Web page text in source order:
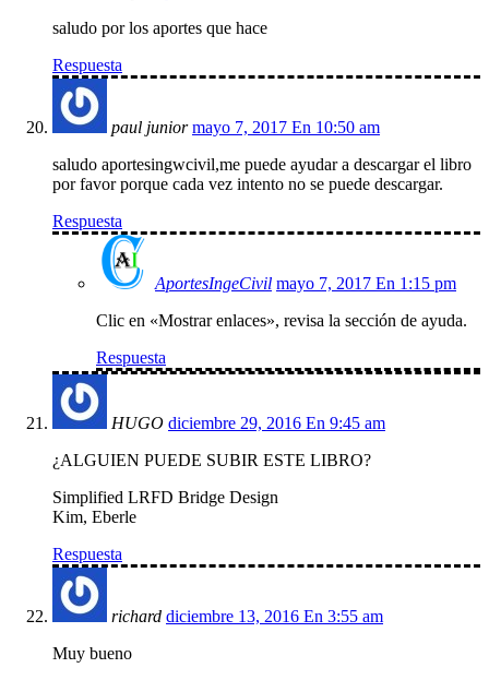
saludo por los aportes que hace
Respuesta
paul junior mayo 7, 2017 En 10:50 am
saludo aportesingwcivil,me puede ayudar a descargar el libro
por favor porque cada vez intento no se puede descargar.
Respuesta
AportesIngeCivil mayo 7, 2017 En 1:15 pm
Clic en «Mostrar enlaces», revisa la sección de ayuda.
Respuesta
HUGO diciembre 29, 2016 En 9:45 am
¿ALGUIEN PUEDE SUBIR ESTE LIBRO?
Simplified LRFD Bridge Design
Kim, Eberle
Respuesta
richard diciembre 13, 2016 En 3:55 am
Muy bueno